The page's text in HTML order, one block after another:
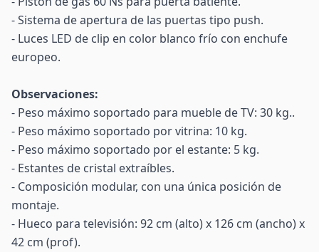
- Sistema de apertura de las puertas tipo push.
- Luces LED de clip en color blanco frío con enchufe
europeo.
Observaciones:
- Peso máximo soportado para mueble de TV: 30 kg..
- Peso máximo soportado por vitrina: 10 kg.
- Peso máximo soportado por el estante: 5 kg.
- Estantes de cristal extraíbles.
- Composición modular, con una única posición de
montaje.
- Hueco para televisión: 92 cm (alto) x 126 cm (ancho) x
42 cm (prof).